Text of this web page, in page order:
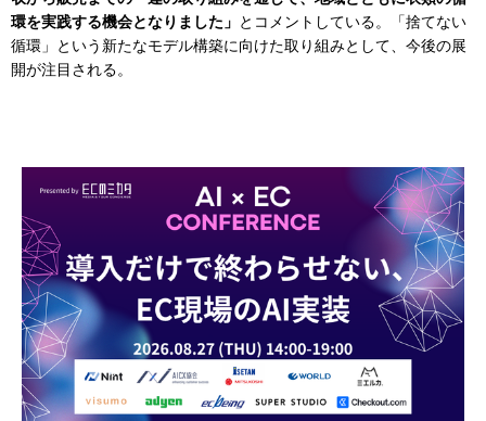
環を実践する機会となりました」 とコメントしている。「捨てない
循環」という新たなモデル構築に向けた取り組みとして、今後の展
開が注目される。